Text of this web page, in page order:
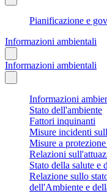
Pianificazione e
Informazioni ambientali
Informazioni ambientali
Informazioni
Stato dell'ambiente
Fattori inquinanti
Misure incidenti
Misure a
Relazioni
Stato della salute e
Relazione sullo
dell'Ambiente e